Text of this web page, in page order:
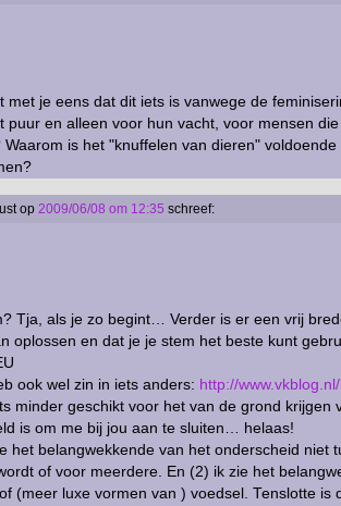
met je eens dat dit iets is vanwege de
puur en alleen voor hun vacht, voor mensen
Waarom is het "knuffelen van dieren"
op 2009/06/08 om 12:35 schreef:
Tja, als je zo begint… Verder is er een vrij
oplossen en dat je je stem het beste kunt
ook wel zin in iets anders: http://
minder geschikt voor het van de grond
is om me bij jou aan te sluiten… helaas!
het belangwekkende van het onderscheid niet
of voor meerdere. En (2) ik zie het
(meer luxe vormen van ) voedsel. Tenslotte